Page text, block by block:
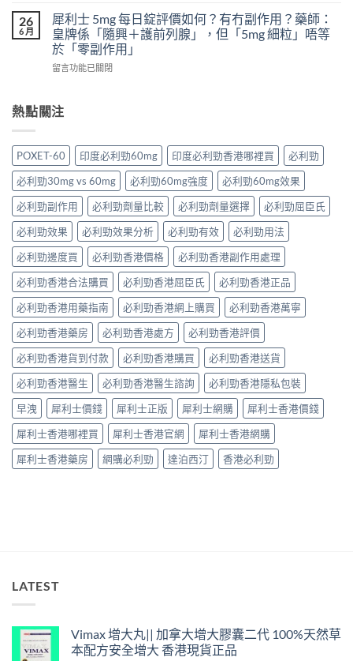
學
風
險
到
替
代
案
一
次
解
析〉
中
分
鐘
舒
法
防
完
整
攻
略
一
次
看〉
中
威
而
鋼
有
什
害：
量、
副
作
用
到
死
線
的
完
整
拆
解〉
中
級
希
愛
力：
改
功
礙
治
療
的
突
破
性
藥
物〉
中
26
6 月
犀利士 5mg 每日錠評價如何？有冇副作用？藥師：
皇牌係「隨興＋護前列腺」，但「5mg 細粒」唔等
於「零副作用」
在
士
5mg
日
錠
評
價
如
何？
有
冇
副
作
用？
藥
師：
皇
牌
係
「隨
興
＋
護
前
列
腺」，
但
「5mg
用」〉
留言功能已關閉
熱點關注
POXET-60 印度必利勁60mg 印度必利勁香港哪裡買
必利勁
必利勁30mg vs 60mg
必利勁60mg強度
必利勁60mg效果
必利勁副作用
必利勁劑量比較 必利勁劑量選擇
必利勁屈臣氏
必利勁效果
必利勁效果分析 必利勁有效
必利勁用法
必利勁邊度買
必利勁香港價格
必利勁香港副作用處理
必利勁香港合法購買
必利勁香港屈臣氏
必利勁香港正品
必利勁香港用藥指南
必利勁香港網上購買
必利勁香港萬寧
必利勁香港藥房
必利勁香港處方
必利勁香港評價
必利勁香港貨到付款
必利勁香港購買
必利勁香港送貨
必利勁香港醫生
必利勁香港醫生諮詢
必利勁香港隱私包裝
早洩
犀利士價錢 犀利士正版 犀利士網購
犀利士香港價錢
犀利士香港哪裡買
犀利士香港官網
犀利士香港網購
犀利士香港藥房
網購必利勁 達泊西汀 香港必利勁
LATEST
Vimax 增大丸|| 加拿大增大膠囊二代 100%天然草
本配方安全增大 香港現貨正品